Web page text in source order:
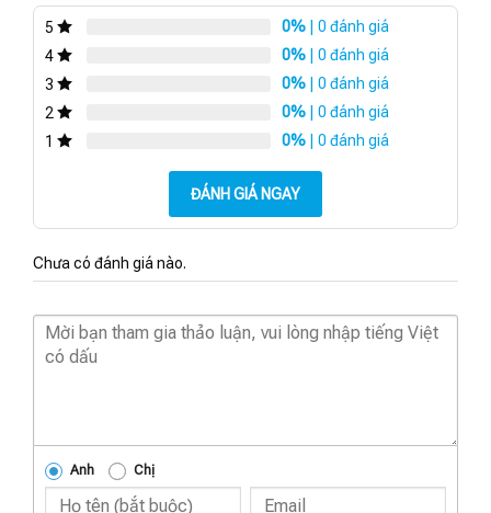
5 0% | 0 đánh giá
4
0% | 0 đánh giá
3
0% | 0 đánh giá
2
0% | 0 đánh giá
1
0% | 0 đánh giá
ĐÁNH GIÁ NGAY
Chưa có đánh giá nào.
Anh Chị